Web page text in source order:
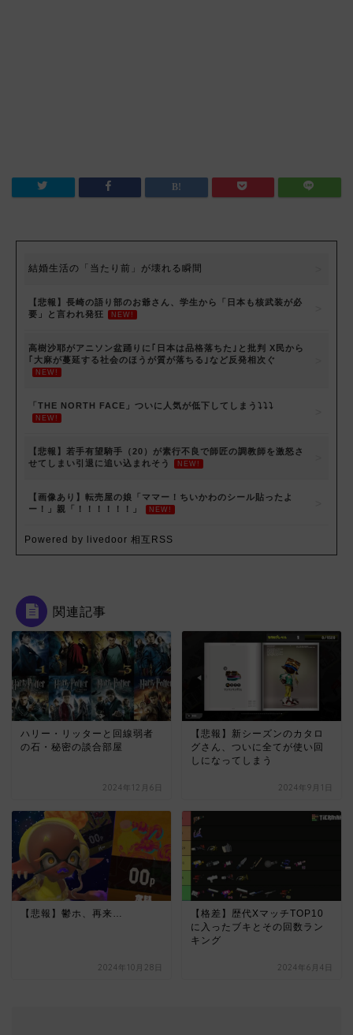
結婚生活の「当たり前」が壊れる瞬間
【悲報】長崎の語り部のお爺さん、学生から「日本も核武装が必
要」と言われ発狂
NEW!
高樹沙耶がアニソン盆踊りに｢日本は品格落ちた｣と批判 X民から
｢大麻が蔓延する社会のほうが質が落ちる｣など反発相次ぐ
NEW!
「THE NORTH FACE」ついに人気が低下してしまう⤵⤵⤵
NEW!
【悲報】若手有望騎手（20）が素行不良で師匠の調教師を激怒さ
せてしまい引退に追い込まれそう
NEW!
【画像あり】転売屋の娘「ママー！ちいかわのシール貼ったよ
ー！」親「！！！！！！」
NEW!
Powered by livedoor 相互RSS
関連記事
ハリー・リッターと回線弱者
の石・秘密の談合部屋
2024年12月6日
【悲報】新シーズンのカタロ
グさん、ついに全てが使い回
しになってしまう
2024年9月1日
【悲報】鬱ホ、再来…
2024年10月28日
【格差】歴代XマッチTOP10
に入ったブキとその回数ラン
キング
2024年6月4日